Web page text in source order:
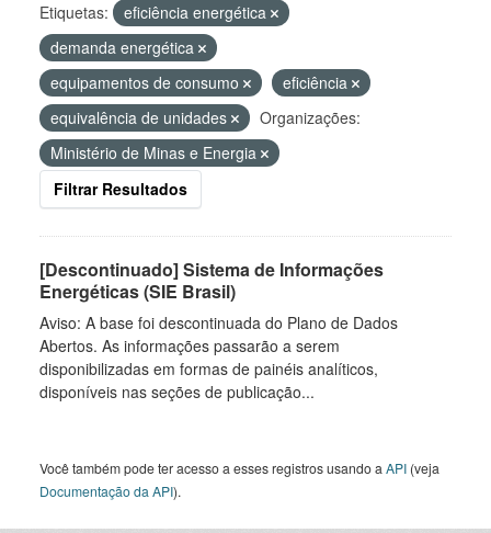
Etiquetas:
eficiência energética
demanda energética
equipamentos de consumo
eficiência
equivalência de unidades
Organizações:
Ministério de Minas e Energia
Filtrar Resultados
[Descontinuado] Sistema de Informações
Energéticas (SIE Brasil)
Aviso: A base foi descontinuada do Plano de Dados
Abertos. As informações passarão a serem
disponibilizadas em formas de painéis analíticos,
disponíveis nas seções de publicação...
Você também pode ter acesso a esses registros usando a API (veja
Documentação da API).